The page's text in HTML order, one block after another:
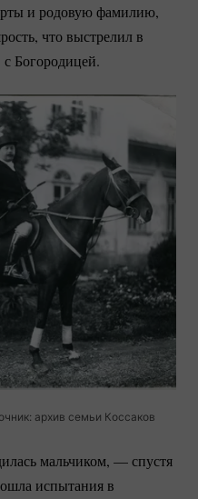
и родовую фамилию,
что выстрелил в
с Богородицей.
архив семьи Коссаков
мальчиком, — спустя
испытания в